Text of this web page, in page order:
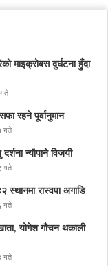
माइक्रोबस दुर्घटना हुँदा
रहने पूर्वानुमान
गते
न्यौपाने विजयी
गते
स्थानमा रास्वपा अगाडि
गते
योगेश गौचन थकाली
गते